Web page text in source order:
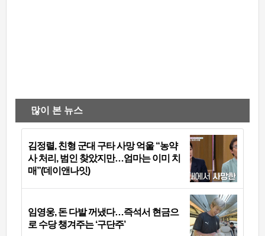
많이 본 뉴스
김정렬, 친형 군대 구타 사망 억울 “농약
사 처리, 범인 찾았지만…엄마는 이미 치
매”(데이앤나잇)
임영웅, 돈 다발 꺼냈다…즉석서 현금으
로 수당 챙겨주는 ‘구단주’